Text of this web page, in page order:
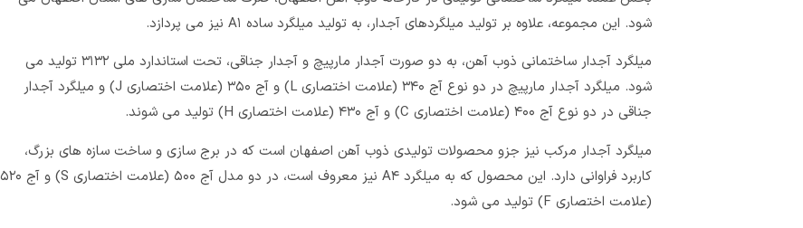
شود. این مجموعه، علاوه بر تولید میلگردهای آجدار، به تولید میلگرد ساده‌ A۱ نیز می‌ پردازد.
میلگرد آجدار ساختمانی ذوب آهن، به دو صورت آجدار مارپیچ و آجدار جناقی، تحت استاندارد ملی ۳۱۳۲ تولید می‌
شود. میلگرد آجدار مارپیچ در دو نوع آج ۳۴۰ (علامت اختصاری L) و آج ۳۵۰ (علامت اختصاری J) و میلگرد آجدار
جناقی در دو نوع آج ۴۰۰ (علامت اختصاری C) و آج ۴۳۰ (علامت اختصاری H) تولید می‌ شوند.
میلگرد آجدار مرکب نیز جزو محصولات تولیدی ذوب آهن اصفهان است که در برج سازی و ساخت سازه‌ های بزرگ،
کاربرد فراوانی دارد. این محصول که به میلگرد A۴ نیز معروف است، در دو مدل آج ۵۰۰ (علامت اختصاری S) و آج ۵۲۰
(علامت اختصاری F) تولید می‌ شود.